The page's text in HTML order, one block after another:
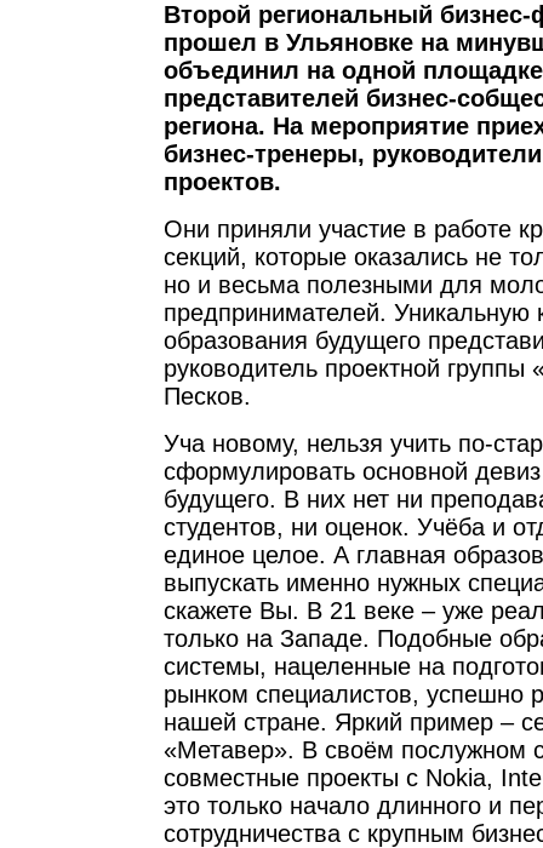
Второй региональный
прошел в Ульяновке на
объединил на одной
представителей бизнес-
региона. На мероприятие
бизнес-тренеры,
проектов.
Они приняли участие в работе
секций, которые оказались не
но и весьма полезными для
предпринимателей. Уникальную
образования будущего
руководитель проектной
Песков.
Уча новому, нельзя учить по-
сформулировать основной девиз
будущего. В них нет ни
студентов, ни оценок. Учёба и
единое целое. А главная
выпускать именно нужных
скажете Вы. В 21 веке – уже
только на Западе. Подобные
системы, нацеленные на
рынком специалистов, успешно
нашей стране. Яркий пример –
«Метавер». В своём послужном
совместные проекты с Nokia,
это только начало длинного и
сотрудничества с крупным